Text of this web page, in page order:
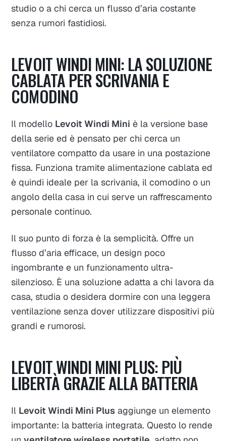
studio o a chi cerca un flusso d’aria costante
senza rumori fastidiosi.
LEVOIT WINDI MINI: LA SOLUZIONE
CABLATA PER SCRIVANIA E
COMODINO
Il modello Levoit Windi Mini è la versione base
della serie ed è pensato per chi cerca un
ventilatore compatto da usare in una postazione
fissa. Funziona tramite alimentazione cablata ed
è quindi ideale per la scrivania, il comodino o un
angolo della casa in cui serve un raffrescamento
personale continuo.
Il suo punto di forza è la semplicità. Offre un
flusso d’aria efficace, un design poco
ingombrante e un funzionamento ultra-
silenzioso. È una soluzione adatta a chi lavora da
casa, studia o desidera dormire con una leggera
ventilazione senza dover utilizzare dispositivi più
grandi e rumorosi.
LEVOIT WINDI MINI PLUS: PIÙ
LIBERTÀ GRAZIE ALLA BATTERIA
Il Levoit Windi Mini Plus aggiunge un elemento
importante: la batteria integrata. Questo lo rende